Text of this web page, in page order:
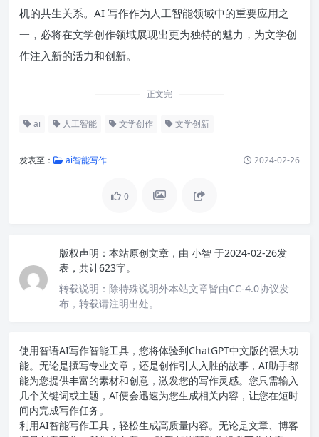
机的共生关系。AI 写作作为人工智能领域中的重要应用之
一，必将在文学创作领域展现出更为独特的魅力，为文学创
作注入新的活力和创新。
正文完
ai 人工智能 文学创作 文学创新
发表至： ai智能写作 2024-02-26
0
版权声明： 本站原创文章，由 小智 于2024-02-26发
表，共计623字。
转载说明： 除特殊说明外本站文章皆由CC-4.0协议发
布，转载请注明出处。
使用智语AI写作智能工具，您将体验到ChatGPT中文版的强大功
能。无论是撰写专业文章，还是创作引人入胜的故事，AI助手都
能为您提供丰富的素材和创意，激发您的写作灵感。您只需输入
几个关键词或主题，AI便会迅速为您生成相关内容，让您在短时
间内完成写作任务。
利用AI智能写作工具，轻松生成高质量内容。无论是文章、博客